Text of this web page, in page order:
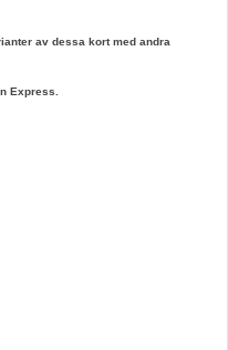
av dessa kort med andra
Express.